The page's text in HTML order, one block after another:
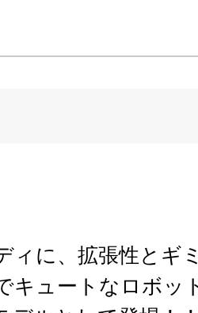
ィに、拡張性とギ
キュートなロボッ